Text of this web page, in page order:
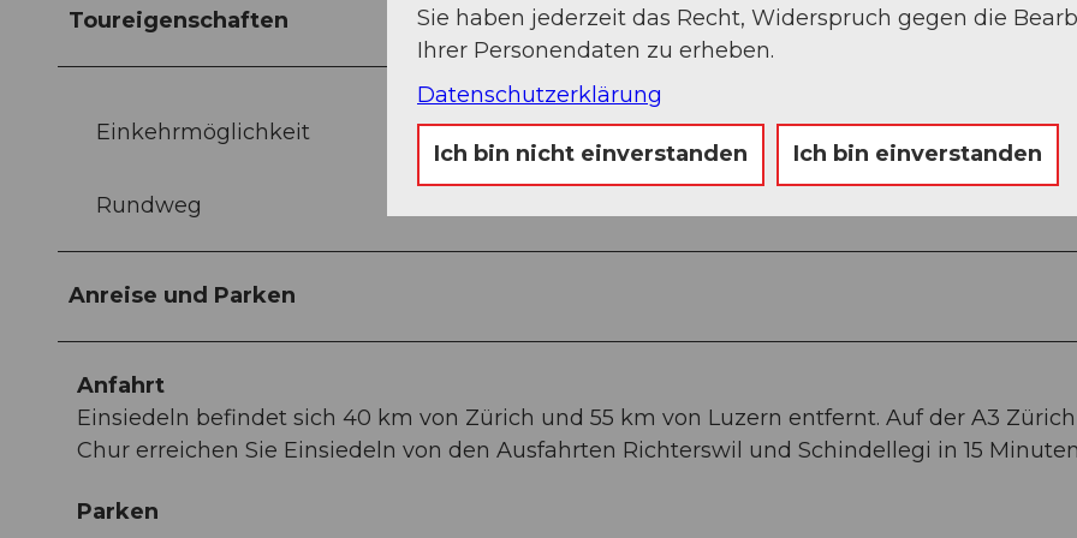
Toureigenschaften
Einkehrmöglichkeit
Rundweg
Anreise und Parken
Anfahrt
Einsiedeln befindet sich 40 km von Zürich und 55 km von Luzern entfernt. Auf der A3 Zürich
Chur erreichen Sie Einsiedeln von den Ausfahrten Richterswil und Schindellegi in 15
Parken
Sie haben jederzeit das Recht, Widerspruch gegen die
Ihrer Personendaten zu erheben.
Datenschutzerklärung
Ich bin nicht einverstanden Ich bin einverstanden